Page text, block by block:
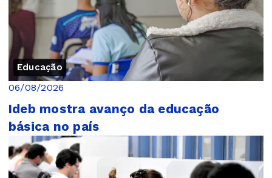
Educação
06/08/2026
Ideb mostra avanço da educação
básica no país